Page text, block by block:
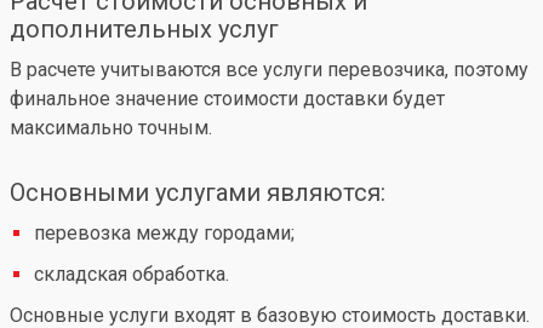
дополнительных услуг
В расчете учитываются все услуги перевозчика, поэтому
финальное значение стоимости доставки будет
максимально точным.
Основными услугами являются:
перевозка между городами;
складская обработка.
Основные услуги входят в базовую стоимость доставки.